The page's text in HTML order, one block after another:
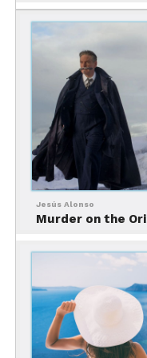
Mira nuestro
la Ruta de
La experiencia
los países más
Ciudades como:
Jesús Alonso
Murder on the